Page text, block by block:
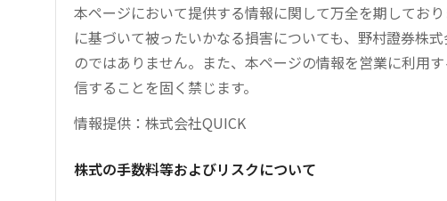
本ページにおいて提供する情報に関して万全を期してお
に基づいて被ったいかなる損害についても、野村證券株
のではありません。また、本ページの情報を営業に利用
信することを固く禁じます。
情報提供：株式会社QUICK
株式の手数料等およびリスクについて